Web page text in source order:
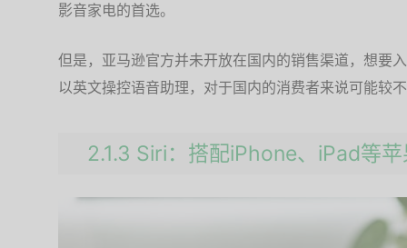
影音家电的首选。
但是，亚马逊官方并未开放在国内的销售渠道，想要
以英文操控语音助理，对于国内的消费者来说可能较
2.1.3 Siri：搭配iPhone、iPad等